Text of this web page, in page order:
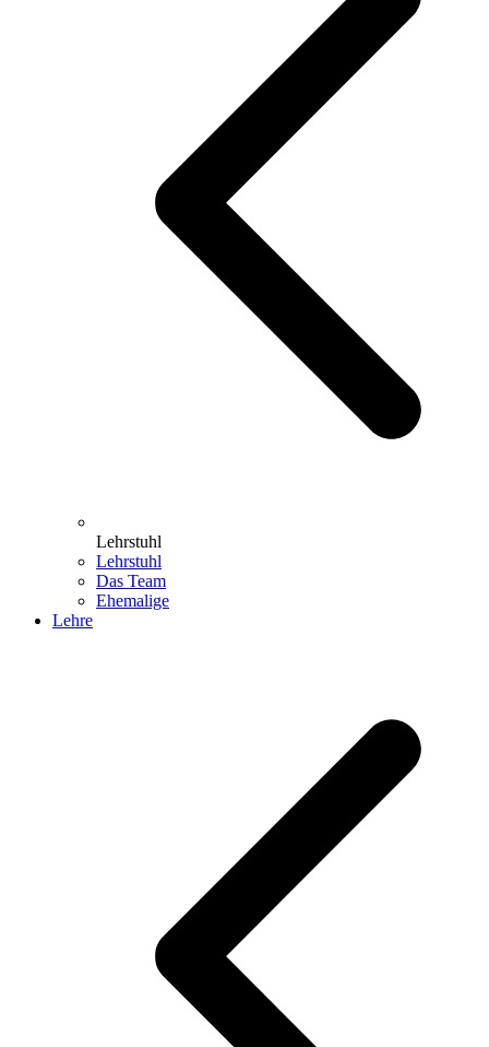
Lehrstuhl
Lehrstuhl
Das Team
Ehemalige
Lehre